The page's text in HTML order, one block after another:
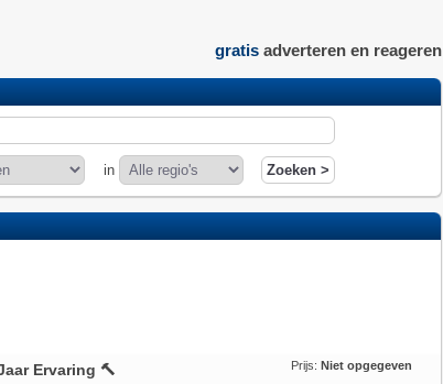
gratisadverteren en reageren
in
Ervaring 🔨 Prijs: Niet opgegeven